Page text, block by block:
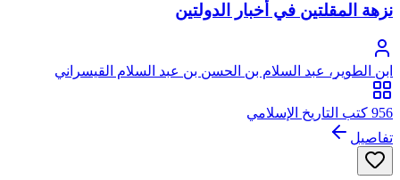
نزهة المقلتين في أخبار الدولتين
ابن الطوير، عبد السلام بن الحسن بن عبد السلام القيسراني
المرتضى أبو محمد
956 كتب التاريخ الإسلامي
تفاصيل